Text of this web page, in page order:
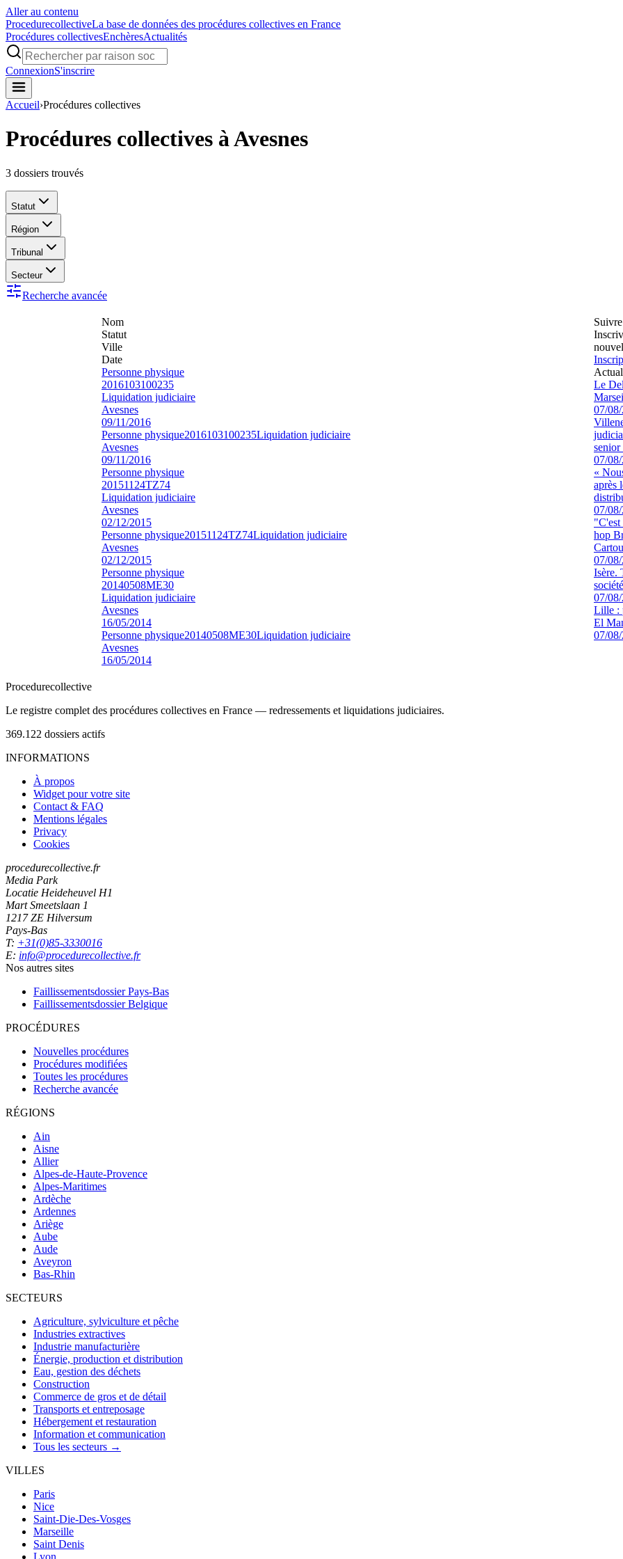
Aller au contenu
ProcedurecollectiveLa base de données des procédures collectives en France
Procédures collectivesEnchèresActualités
ConnexionS'inscrire
Accueil›Procédures collectives
Procédures collectives à Avesnes
3 dossiers trouvés
Statut
Région
Tribunal
Secteur
Recherche avancée
Nom
Statut
Ville
Date
Personne physique
2016103100235
Liquidation judiciaire
Avesnes
09/11/2016
Personne physique2016103100235Liquidation judiciaire
Avesnes
09/11/2016
Personne physique
20151124TZ74
Liquidation judiciaire
Avesnes
02/12/2015
Personne physique20151124TZ74Liquidation judiciaire
Avesnes
02/12/2015
Personne physique
20140508ME30
Liquidation judiciaire
Avesnes
16/05/2014
Personne physique20140508ME30Liquidation judiciaire
Avesnes
16/05/2014
Le
07/
07/
«
après
07/
"C'est
hop
07/
Isère.
07/
Lille :
El
07/
Procedurecollective
Le registre complet des procédures collectives en France — redressements et liquidations judiciaires.
369.122 dossiers actifs
INFORMATIONS
À propos
Widget pour votre site
Contact & FAQ
Mentions légales
Privacy
Cookies
procedurecollective.fr
Media Park
Locatie Heideheuvel H1
Mart Smeetslaan 1
1217 ZE Hilversum
Pays-Bas
T: +31(0)85-3330016
E: info@procedurecollective.fr
Nos autres sites
Faillissementsdossier Pays-Bas
Faillissementsdossier Belgique
PROCÉDURES
Nouvelles procédures
Procédures modifiées
Toutes les procédures
Recherche avancée
RÉGIONS
Ain
Aisne
Allier
Alpes-de-Haute-Provence
Alpes-Maritimes
Ardèche
Ardennes
Ariège
Aube
Aude
Aveyron
Bas-Rhin
SECTEURS
Agriculture, sylviculture et pêche
Industries extractives
Industrie manufacturière
Énergie, production et distribution
Eau, gestion des déchets
Construction
Commerce de gros et de détail
Transports et entreposage
Hébergement et restauration
Information et communication
Tous les secteurs →
VILLES
Paris
Nice
Saint-Die-Des-Vosges
Marseille
Saint Denis
Lyon